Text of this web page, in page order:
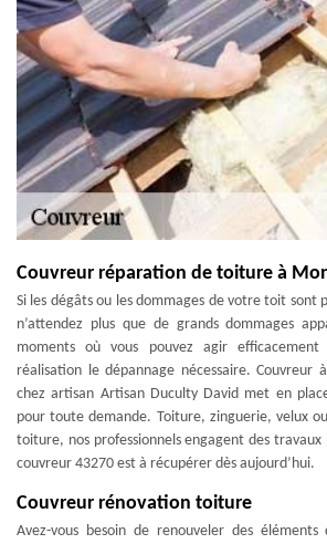
Couvreur réparation de toiture à
Si les dégâts ou les dommages de votre toit sont
n’attendez plus que de grands dommages
moments où vous pouvez agir
réalisation le dépannage nécessaire. Couvreur
chez artisan Artisan Duculty David met en
pour toute demande. Toiture, zinguerie, velux
toiture, nos professionnels engagent des travaux
couvreur 43270 est à récupérer dès aujourd’hui.
Couvreur rénovation toiture
Avez-vous besoin de renouveler des